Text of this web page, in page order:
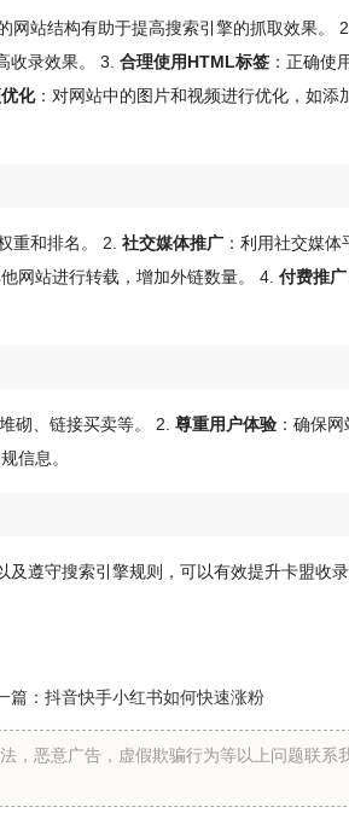
网站结构有助于提高搜索引擎的抓取效果。 2.
收录效果。 3. 合理使用HTML标签 ：正确使
化：对网站中的图片和视频进行优化，如添
重和排名。 2. 社交媒体推广 ：利用社交媒
网站进行转载，增加外链数量。 4. 付费推广
砌、链接买卖等。 2. 尊重用户体验 ：确保
信息。
遵守搜索引擎规则，可以有效提升卡盟收
篇： 抖音快手小红书如何快速涨粉
恶意广告，虚假欺骗行为等以上问题联系